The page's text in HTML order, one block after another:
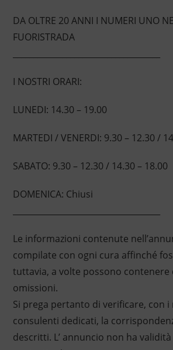
DA OLTRE 20 ANNI I NUMERI UNO
FUORISTRADA
I NOSTRI ORARI:
LUNEDI: 14.30 – 19.00
MARTEDI / VENERDI: 9.30 – 12.30 /
SABATO: 9.30 – 12.30 / 14.30 – 18.00
DOMENICA: Chiusi
Le informazioni contenute
compilate con ogni cura affinché
tuttavia, a volte possono contenere
omissioni.
Si prega pertanto di verificare, con
consulenti dedicati, la
descritti. L’ annuncio non ha